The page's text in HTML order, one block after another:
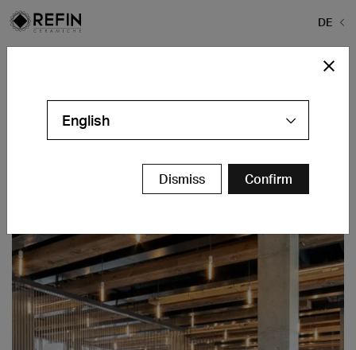
DE
Brooklyn, NY - USA
English
Dismiss Confirm